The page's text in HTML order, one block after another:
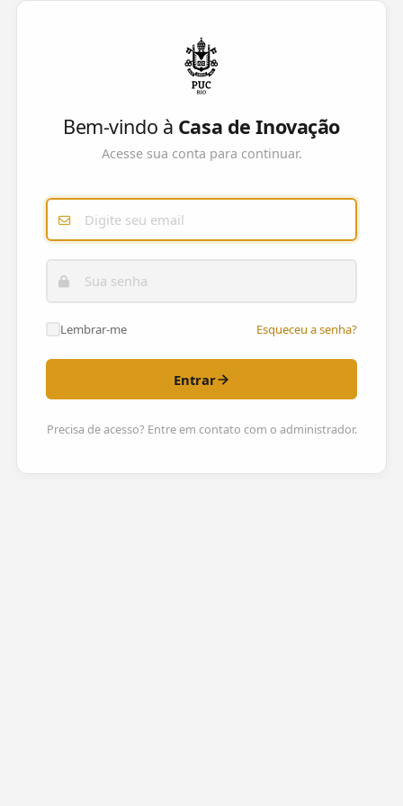
Bem-vindo à Casa de Inovação
Acesse sua conta para continuar.
Lembrar-me Esqueceu a senha?
Entrar
Precisa de acesso? Entre em contato com o administrador.